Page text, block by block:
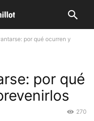
por qué ocurren y
por qué
270